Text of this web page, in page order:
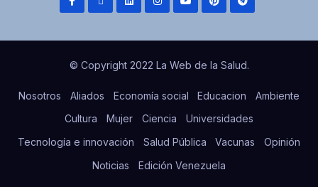
© Copyright 2022 La Web de la Salud.
Nosotros Aliados Economía social Educacion
Ambiente
Cultura
Mujer Ciencia
Universidades
Tecnología e innovación
Salud Pública Vacunas
Opinión
Noticias
Edición Venezuela